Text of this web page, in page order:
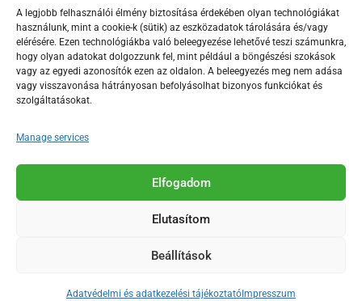
A legjobb felhasználói élmény biztosítása érdekében olyan technológiákat
használunk, mint a cookie-k (sütik) az eszközadatok tárolására és/vagy
elérésére. Ezen technológiákba való beleegyezése lehetővé teszi számunkra,
hogy olyan adatokat dolgozzunk fel, mint például a böngészési szokások
vagy az egyedi azonosítók ezen az oldalon. A beleegyezés meg nem adása
vagy visszavonása hátrányosan befolyásolhat bizonyos funkciókat és
szolgáltatásokat.
Manage services
Elfogadom
Elutasítom
Beállítások
Adatvédelmi és adatkezelési tájékoztató Impresszum
F
a
c
e
o
o
-
Y
o
u
t
b
e
s
r
T
i
k
Az Érd Média médiaszolgáltatási tevékenységét a
Médiatanács a Magyar Média Mecenatúra program
2018-2026. © Minden jog fenntartva, Érd Megyei Jogú Város